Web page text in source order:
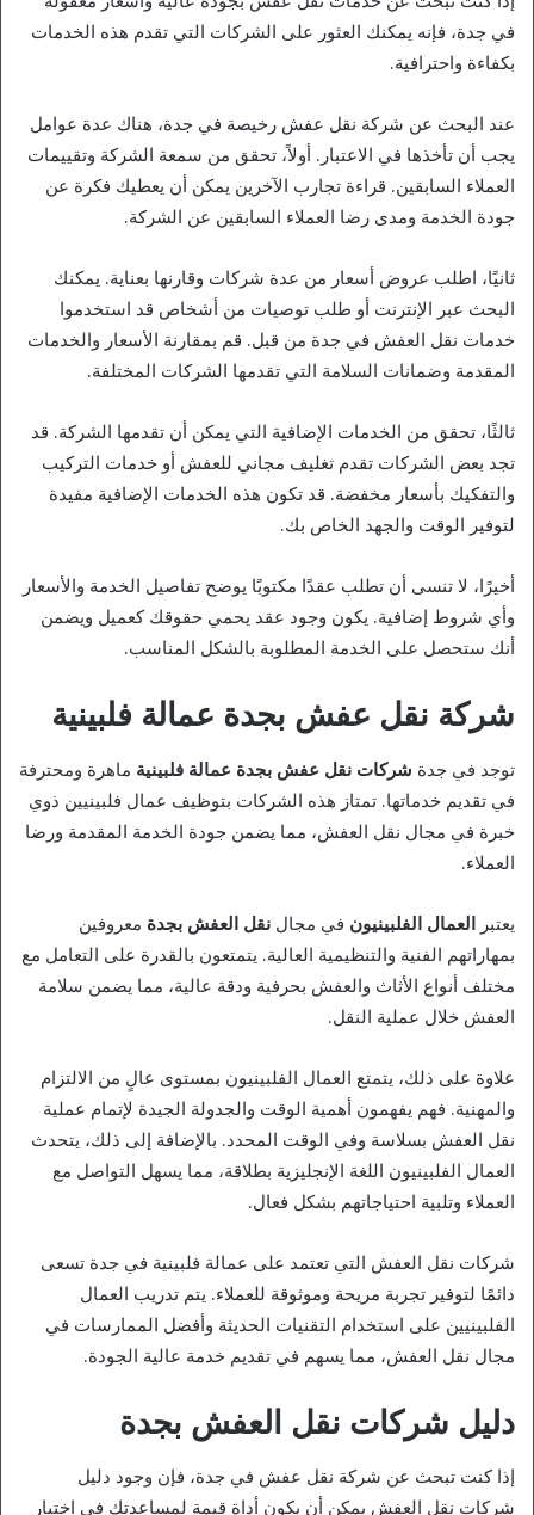
في جدة، فإنه يمكنك العثور على الشركات التي تقدم هذه الخدمات
بكفاءة واحترافية.
عند البحث عن شركة نقل عفش رخيصة في جدة، هناك عدة عوامل
يجب أن تأخذها في الاعتبار. أولاً، تحقق من سمعة الشركة وتقييمات
العملاء السابقين. قراءة تجارب الآخرين يمكن أن يعطيك فكرة عن
جودة الخدمة ومدى رضا العملاء السابقين عن الشركة.
ثانيًا، اطلب عروض أسعار من عدة شركات وقارنها بعناية. يمكنك
البحث عبر الإنترنت أو طلب توصيات من أشخاص قد استخدموا
خدمات نقل العفش في جدة من قبل. قم بمقارنة الأسعار والخدمات
المقدمة وضمانات السلامة التي تقدمها الشركات المختلفة.
ثالثًا، تحقق من الخدمات الإضافية التي يمكن أن تقدمها الشركة. قد
تجد بعض الشركات تقدم تغليف مجاني للعفش أو خدمات التركيب
والتفكيك بأسعار مخفضة. قد تكون هذه الخدمات الإضافية مفيدة
لتوفير الوقت والجهد الخاص بك.
أخيرًا، لا تنسى أن تطلب عقدًا مكتوبًا يوضح تفاصيل الخدمة والأسعار
وأي شروط إضافية. يكون وجود عقد يحمي حقوقك كعميل ويضمن
أنك ستحصل على الخدمة المطلوبة بالشكل المناسب.
شركة نقل عفش بجدة عمالة فلبينية
توجد في جدة شركات نقل عفش بجدة عمالة فلبينية ماهرة ومحترفة
في تقديم خدماتها. تمتاز هذه الشركات بتوظيف عمال فلبينيين ذوي
خبرة في مجال نقل العفش، مما يضمن جودة الخدمة المقدمة ورضا
العملاء.
يعتبر العمال الفلبينيون في مجال نقل العفش بجدة معروفين
بمهاراتهم الفنية والتنظيمية العالية. يتمتعون بالقدرة على التعامل مع
مختلف أنواع الأثاث والعفش بحرفية ودقة عالية، مما يضمن سلامة
العفش خلال عملية النقل.
علاوة على ذلك، يتمتع العمال الفلبينيون بمستوى عالٍ من الالتزام
والمهنية. فهم يفهمون أهمية الوقت والجدولة الجيدة لإتمام عملية
نقل العفش بسلاسة وفي الوقت المحدد. بالإضافة إلى ذلك، يتحدث
العمال الفلبينيون اللغة الإنجليزية بطلاقة، مما يسهل التواصل مع
العملاء وتلبية احتياجاتهم بشكل فعال.
شركات نقل العفش التي تعتمد على عمالة فلبينية في جدة تسعى
دائمًا لتوفير تجربة مريحة وموثوقة للعملاء. يتم تدريب العمال
الفلبينيين على استخدام التقنيات الحديثة وأفضل الممارسات في
مجال نقل العفش، مما يسهم في تقديم خدمة عالية الجودة.
دليل شركات نقل العفش بجدة
إذا كنت تبحث عن شركة نقل عفش في جدة، فإن وجود دليل
شركات نقل العفش يمكن أن يكون أداة قيمة لمساعدتك في اختيار